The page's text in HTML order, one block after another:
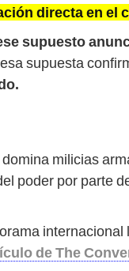
directa en el
supuesto
supuesta
milicias
poder por parte
internacional
de The